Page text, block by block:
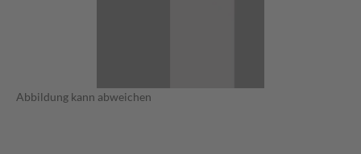
Abbildung kann abweichen